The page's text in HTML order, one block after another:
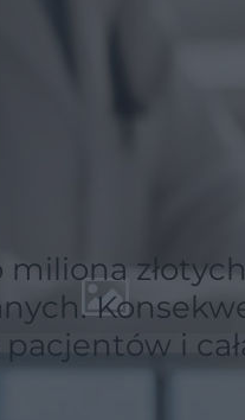
miliona
i